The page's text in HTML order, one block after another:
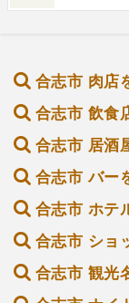
合志市 肉店
合志市 飲食
合志市 居酒
合志市 バー
合志市 ホテ
合志市 ショ
合志市 観光